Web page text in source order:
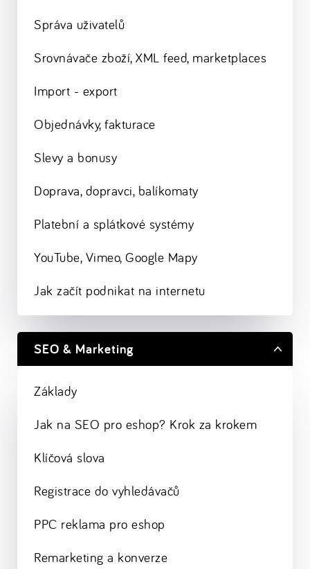
Správa uživatelů
Srovnávače zboží, XML feed, marketplaces
Import - export
Objednávky, fakturace
Slevy a bonusy
Doprava, dopravci, balíkomaty
Platební a splátkové systémy
YouTube, Vimeo, Google Mapy
Jak začít podnikat na internetu
SEO & Marketing
Základy
Jak na SEO pro eshop? Krok za krokem
Klíčová slova
Registrace do vyhledávačů
PPC reklama pro eshop
Remarketing a konverze